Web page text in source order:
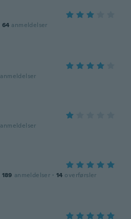
64 anmeldelser
anmeldelser
anmeldelser
189 anmeldelser · 14 overførsler